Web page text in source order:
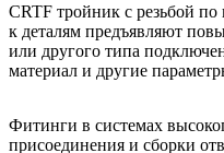
Фитинги в системах
присоединения и сборки
CRTF тройник с резьбой
к деталям предъявляют
или другого типа
материал и другие